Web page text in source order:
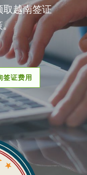
取越南签证
。
签证费用